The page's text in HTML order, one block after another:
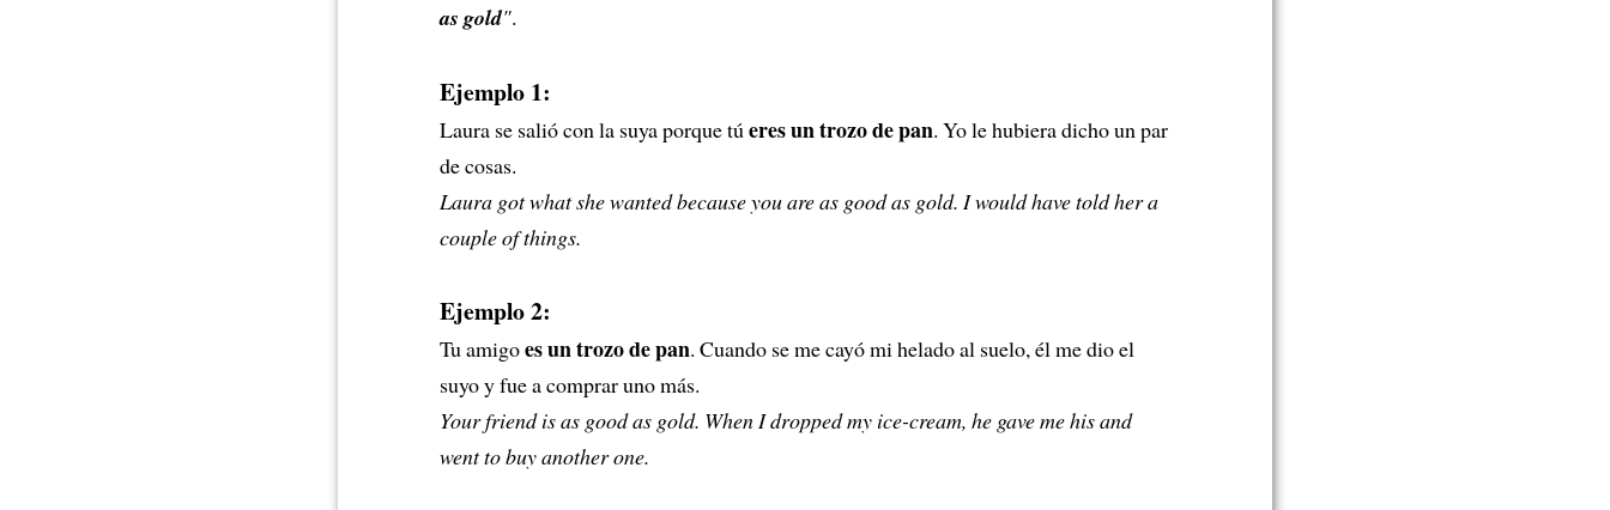
as gold".
Ejemplo 1:
Laura se salió con la suya porque tú eres un trozo de pan. Yo le hubiera dicho un par
de cosas.
Laura got what she wanted because you are as good as gold. I would have told her a
couple of things.
Ejemplo 2:
Tu amigoes un trozo de pan. Cuando se me cayó mi helado al suelo, él me dio el
suyo y fue a comprar uno más.
Your friend is as good as gold. When I dropped my ice-cream, he gave me his and
went to buy another one.